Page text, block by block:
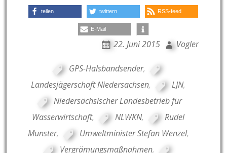
teilen twittern RSS-feed
E-Mail
22. Juni 2015 Vogler
GPS-Halsbandsender,
Landesjägerschaft Niedersachsen, LJN,
Niedersächsischer Landesbetrieb für
Wasserwirtschaft, NLWKN,
Rudel
Munster, Umweltminister Stefan Wenzel,
Vergrämungsmaßnahmen,